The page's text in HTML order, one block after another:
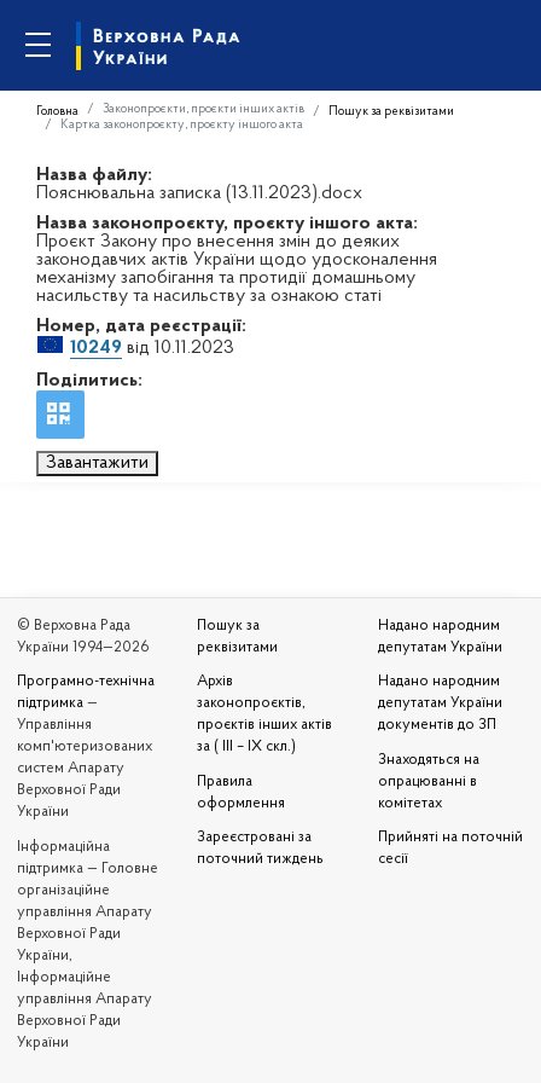
Головна Законопроєкти, проєкти інших актів
Пошук за реквізитами
Картка законопроєкту, проєкту іншого акта
Назва файлу:
Пояснювальна записка (13.11.2023).docx
Назва законопроєкту, проєкту іншого акта:
Проєкт Закону про внесення змін до деяких
законодавчих актів України щодо удосконалення
механізму запобігання та протидії домашньому
насильству та насильству за ознакою статі
Номер, дата реєстрації:
10249 від 10.11.2023
Поділитись:
Завантажити
© Верховна Рада
України 1994—2026
Програмно-технічна
підтримка —
Управління
комп'ютеризованих
систем Апарату
Верховної Ради
України
Iнформаційна
підтримка — Головне
організаційне
управління Апарату
Верховної Ради
України,
Інформаційне
управління Апарату
Верховної Ради
України
Пошук за
реквізитами
Архів
законопроєктів,
проєктів інших актів
за ( III – IX скл.)
Правила
оформлення
Зареєстровані за
поточний тиждень
Надано народним
депутатам України
Надано народним
депутатам України
документів до ЗП
Знаходяться на
опрацюванні в
комітетах
Прийняті на поточній
сесії